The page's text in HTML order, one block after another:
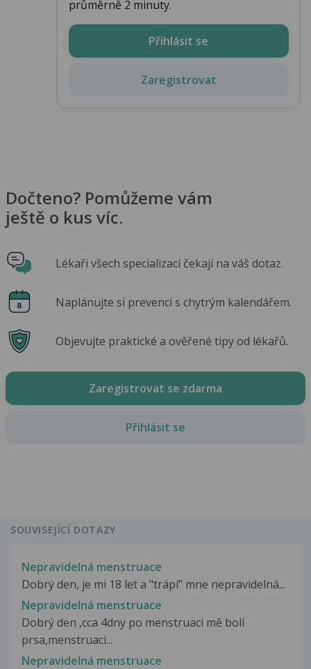
průměrně 2 minuty.
Přihlásit se
Zaregistrovat
Dočteno? Pomůžeme vám
ještě o kus víc.
Lékaři všech specializací čekají na váš dotaz.
Naplánujte si prevenci s chytrým kalendářem.
Objevujte praktické a ověřené tipy od lékařů.
Zaregistrovat se zdarma
Přihlásit se
SOUVISEJÍCÍ DOTAZY
Nepravidelná menstruace
Dobrý den, je mi 18 let a "trápí" mne nepravidelná...
Nepravidelná menstruace
Dobrý den ,cca 4dny po menstruaci mě bolí
prsa,menstruaci...
Nepravidelná menstruace